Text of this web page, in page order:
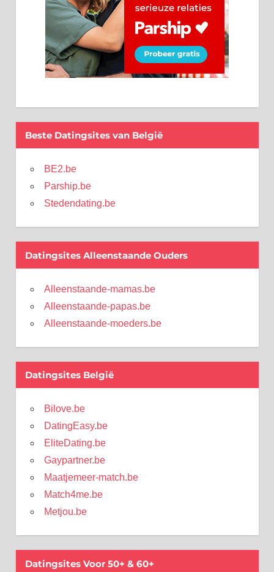
Beste Datingsites van België
BE2.be
Parship.be
Stedendating.be
Datingsites Alleenstaande Ouders
Alleenstaande-mamas.be
Alleenstaande-papas.be
Alleenstaande-moeders.be
Datingsites België
Bilove.be
DatingEasy.be
EliteDating.be
Gaypartner.be
Maatjemeer-match.be
Match4me.be
Metjou.be
Datingsites Voor 50+ & 60+